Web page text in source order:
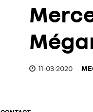
11-03-2020